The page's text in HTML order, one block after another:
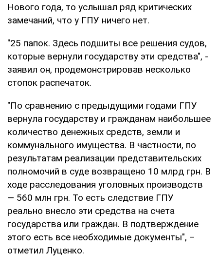
Нового года, то услышал ряд критических
замечаний, что у ГПУ ничего нет.
"25 папок. Здесь подшиты все решения судов,
которые вернули государству эти средства", -
заявил он, продемонстрировав несколько
стопок распечаток.
"По сравнению с предыдущими годами ГПУ
вернула государству и гражданам наибольшее
количество денежных средств, земли и
коммунального имущества. В частности, по
результатам реализации представительских
полномочий в суде возвращено 10 млрд грн. В
ходе расследования уголовных производств
— 560 млн грн. То есть следствие ГПУ
реально внесло эти средства на счета
государства или граждан. В подтверждение
этого есть все необходимые документы", –
отметил Луценко.